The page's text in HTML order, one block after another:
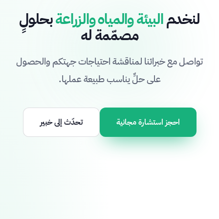
لنخدمالبيئة والمياه والزراعةبحلولٍ
مصمّمة له
تواصل مع خبرائنا لمناقشة احتياجات جهتكم والحصول
على حلٍّ يناسب طبيعة عملها.
احجز استشارة مجانية تحدّث إلى خبير